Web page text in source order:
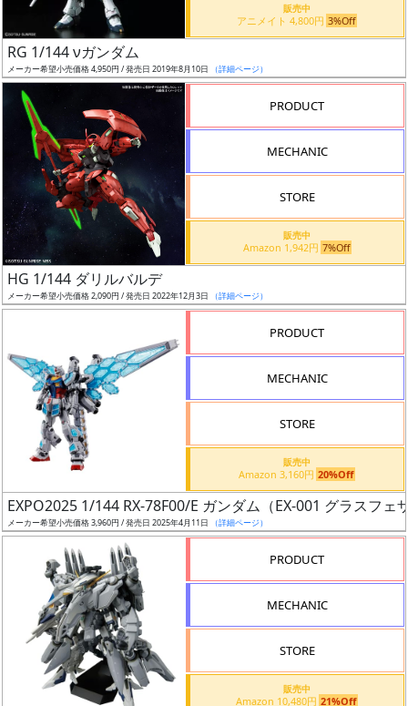
リ
ー
ズ・
状
況
売
む
抽
選
販売中
アニメイト 4,800円 3%Off
RG 1/144 νガンダム
メーカー希望小売価格 4,950円 / 発売日 2019年8月10日 （詳細ページ）
PRODUCT
MECHANIC
STORE
販売中
Amazon 1,942円 7%Off
HG 1/144 ダリルバルデ
メーカー希望小売価格 2,090円 / 発売日 2022年12月3日 （詳細ページ）
PRODUCT
MECHANIC
STORE
販売中
Amazon 3,160円 20%Off
EXPO2025 1/144 RX-78F00/E ガンダム（EX-001 グラスフェ
メーカー希望小売価格 3,960円 / 発売日 2025年4月11日 （詳細ページ）
PRODUCT
MECHANIC
STORE
販売中
Amazon 10,480円 21%Off